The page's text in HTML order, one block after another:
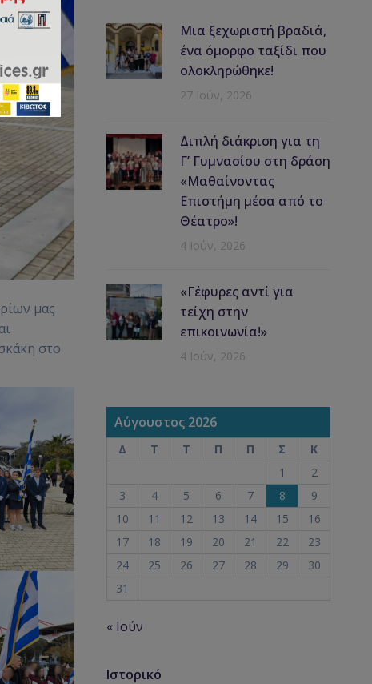
μας
στο
Μια ξεχωριστή βραδιά,
ένα όμορφο ταξίδι που
ολοκληρώθηκε!
27 Ιούν, 2026
Διπλή διάκριση για τη
Γ’ Γυμνασίου στη δράση
«Μαθαίνοντας
Επιστήμη μέσα από το
Θέατρο»!
4 Ιούν, 2026
«Γέφυρες αντί για
τείχη στην
επικοινωνία!»
4 Ιούν, 2026
Αύγουστος 2026
Δ Τ Τ Π Π Σ
Κ
1
2
3
4 5 6 7 8
9
10
11 12 13 14 15
16
17
18 19 20 21 22
23
24
25 26 27 28 29
30
31
« Ιούν
Ιστορικό